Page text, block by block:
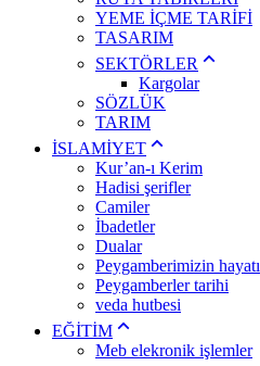
YEME İÇME TARİFİ
TASARIM
SEKTÖRLER
Kargolar
SÖZLÜK
TARIM
İSLAMİYET
Kur’an-ı Kerim
Hadisi şerifler
Camiler
İbadetler
Dualar
Peygamberimizin hayatı
Peygamberler tarihi
veda hutbesi
EĞİTİM
Meb elekronik işlemler